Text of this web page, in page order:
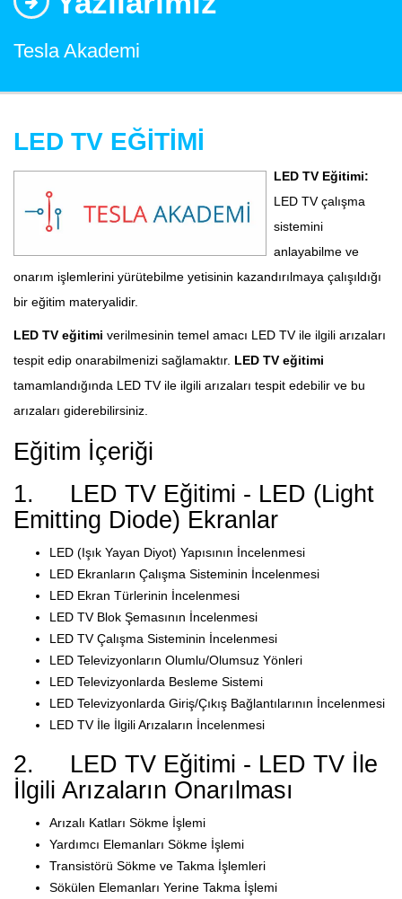
Tesla Akademi
LED TV EĞİTİMİ
LED TV Eğitimi:
LED TV çalışma
sistemini
anlayabilme ve
onarım işlemlerini yürütebilme yetisinin kazandırılmaya çalışıldığı
bir eğitim materyalidir.
LED TV eğitimi verilmesinin temel amacı LED TV ile ilgili arızaları
tespit edip onarabilmenizi sağlamaktır. LED TV eğitimi
tamamlandığında LED TV ile ilgili arızaları tespit edebilir ve bu
arızaları giderebilirsiniz.
Eğitim İçeriği
1. LED TV Eğitimi - LED (Light
Emitting Diode) Ekranlar
LED (Işık Yayan Diyot) Yapısının İncelenmesi
LED Ekranların Çalışma Sisteminin İncelenmesi
LED Ekran Türlerinin İncelenmesi
LED TV Blok Şemasının İncelenmesi
LED TV Çalışma Sisteminin İncelenmesi
LED Televizyonların Olumlu/Olumsuz Yönleri
LED Televizyonlarda Besleme Sistemi
LED Televizyonlarda Giriş/Çıkış Bağlantılarının İncelenmesi
LED TV İle İlgili Arızaların İncelenmesi
2. LED TV Eğitimi - LED TV İle
İlgili Arızaların Onarılması
Arızalı Katları Sökme İşlemi
Yardımcı Elemanları Sökme İşlemi
Transistörü Sökme ve Takma İşlemleri
Sökülen Elemanları Yerine Takma İşlemi